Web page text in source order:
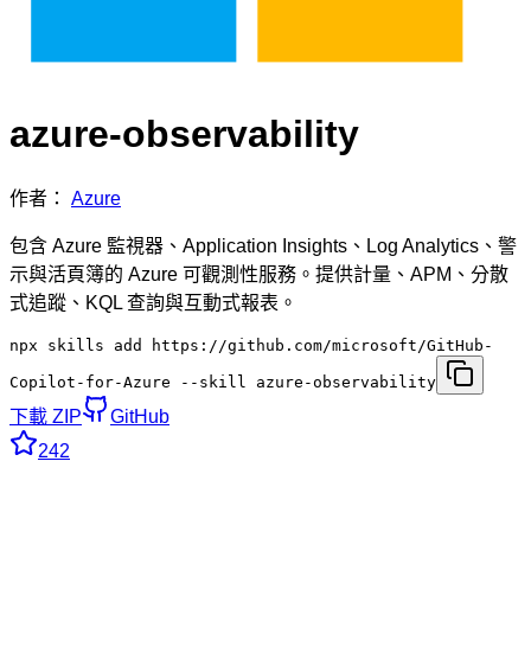
azure-observability
作者： Azure
包含 Azure 監視器、Application Insights、Log Analytics、警
示與活頁簿的 Azure 可觀測性服務。提供計量、APM、分散
式追蹤、KQL 查詢與互動式報表。
npx skills add https://github.com/microsoft/GitHub-
Copilot-for-Azure --skill azure-observability
下載 ZIP
GitHub
242